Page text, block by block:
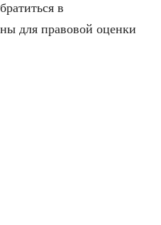
в
для правовой оценки